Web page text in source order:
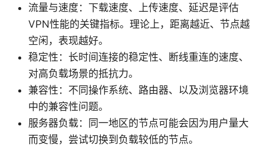
流量与速度：下载速度、上传速度、延迟是评估
VPN性能的关键指标。理论上，距离越近、节点越
空闲，表现越好。
稳定性：长时间连接的稳定性、断线重连的速度、
对高负载场景的抵抗力。
兼容性：不同操作系统、路由器、以及浏览器环境
中的兼容性问题。
服务器负载：同一地区的节点可能会因为用户量大
而变慢，尝试切换到负载较低的节点。